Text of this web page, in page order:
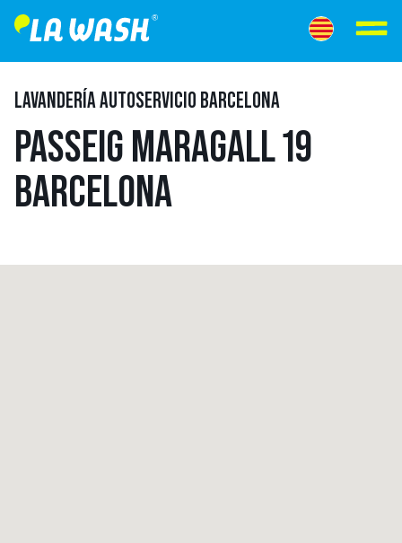
LAVANDERÍA AUTOSERVICIO BARCELONA
PASSEIG MARAGALL 19
BARCELONA